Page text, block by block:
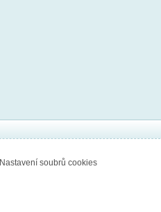
Nastavení soubrů cookies